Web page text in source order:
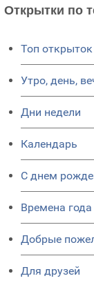
Открытки по
Топ открыток
Утро, день,
Дни недели
Календарь
C днем
Времена года
Добрые
Для друзей